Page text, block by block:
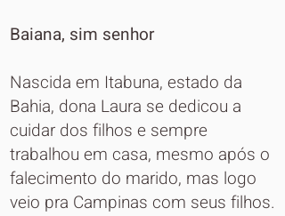
Baiana, sim senhor
Nascida em Itabuna, estado da
Bahia, dona Laura se dedicou a
cuidar dos filhos e sempre
trabalhou em casa, mesmo após o
falecimento do marido, mas logo
veio pra Campinas com seus filhos.